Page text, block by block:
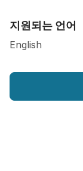
지원되는 언어
English